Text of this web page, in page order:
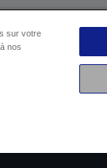
sur votre
nos